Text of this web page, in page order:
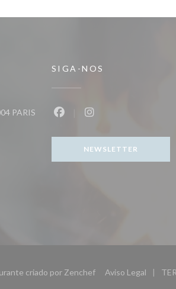
PARIS((abre numa nova janela))
SIGA-NOS
NEWSLETTER
criado por Zenchef((abre numa nova
Aviso Legal
((abre